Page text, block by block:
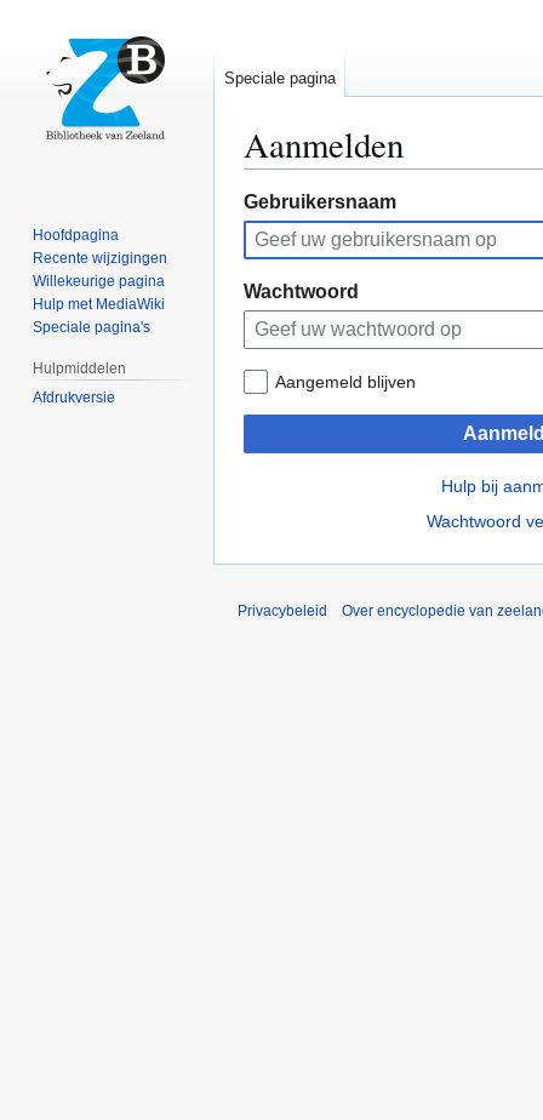
Aanmelden
Naar
navigatie
springen
Naar
zoeken
springen
Gebruikersnaam
Wachtwoord
Aangemeld blijven
Hulp bij
Wachtwoord
Speciale pagina
Hoofdpagina
Recente wijzigingen
Willekeurige pagina
Hulp met MediaWiki
Speciale pagina's
Hulpmiddelen
Afdrukversie
Privacybeleid Over encyclopedie van